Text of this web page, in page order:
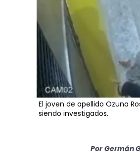
El joven de apellido Ozuna
siendo investigados.
Por Germán